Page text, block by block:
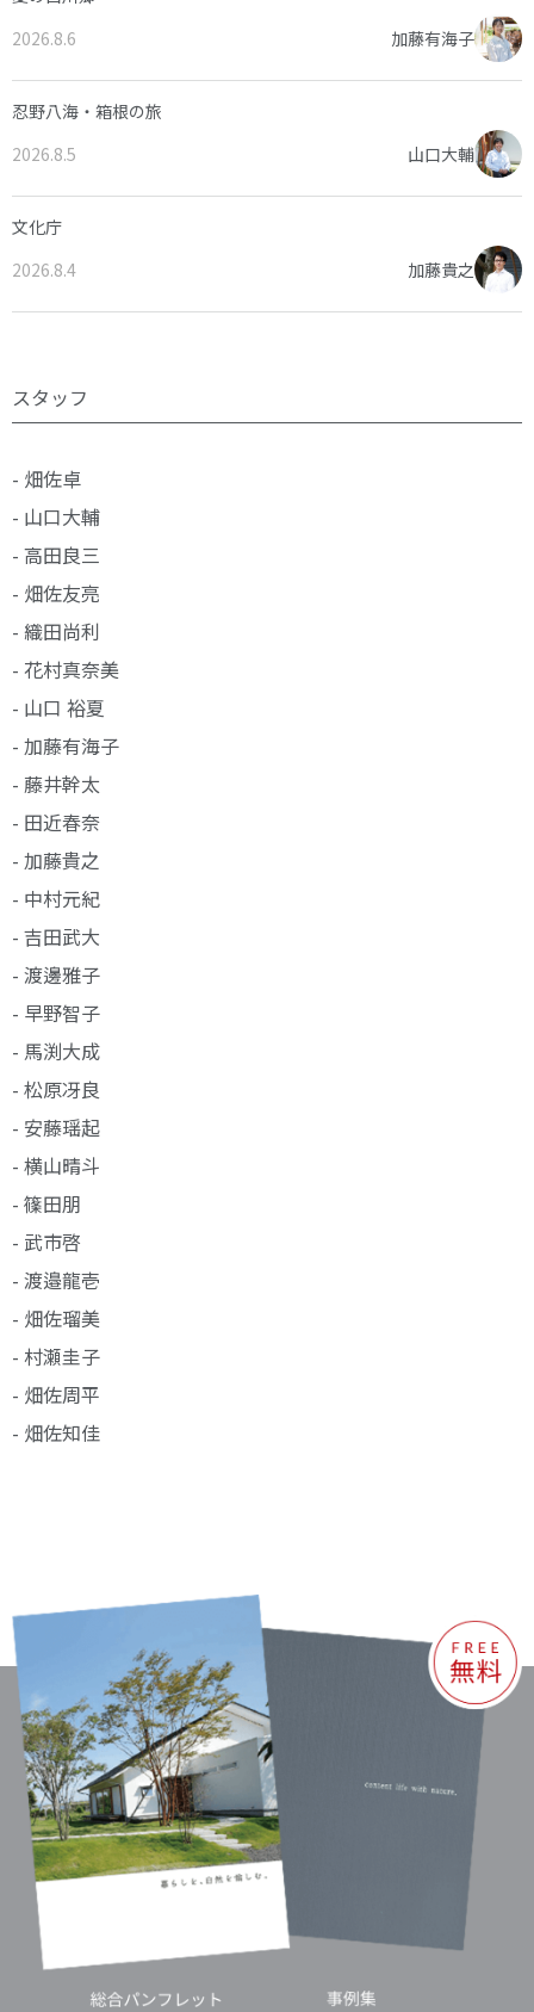
2026.8.6
加藤有海子
忍野八海・箱根の旅
2026.8.5
山口大輔
文化庁
2026.8.4
加藤貴之
スタッフ
- 畑佐卓
- 山口大輔
- 高田良三
- 畑佐友亮
- 織田尚利
- 花村真奈美
- 山口 裕夏
- 加藤有海子
- 藤井幹太
- 田近春奈
- 加藤貴之
- 中村元紀
- 吉田武大
- 渡邊雅子
- 早野智子
- 馬渕大成
- 松原冴良
- 安藤瑶起
- 横山晴斗
- 篠田朋
- 武市啓
- 渡邉龍壱
- 畑佐瑠美
- 村瀬圭子
- 畑佐周平
- 畑佐知佳